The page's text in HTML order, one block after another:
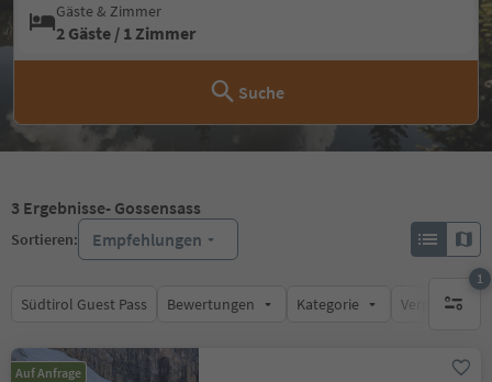
Gäste & Zimmer
2 Gäste / 1 Zimmer
Suche
3 Ergebnisse- Gossensass
Sortieren: Empfehlungen
Südtirol Guest Pass Bewertungen Kategorie
1
1
Auf Anfrage